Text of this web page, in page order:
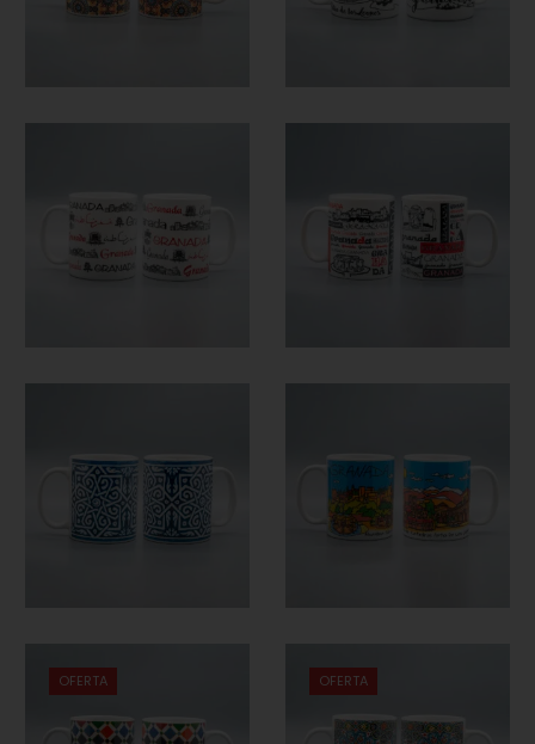
OFERTA OFERTA